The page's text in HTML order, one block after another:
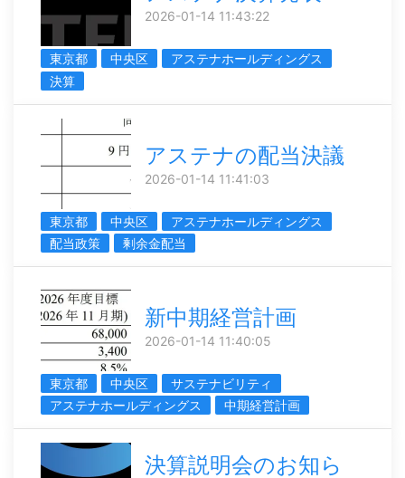
2026-01-14 11:43:22
東京都 中央区
アステナホールディングス
決算
アステナの配当決議
2026-01-14 11:41:03
東京都 中央区
アステナホールディングス
配当政策
剰余金配当
新中期経営計画
2026-01-14 11:40:05
東京都 中央区
サステナビリティ
アステナホールディングス
中期経営計画
決算説明会のお知ら